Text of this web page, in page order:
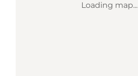
Loading map...